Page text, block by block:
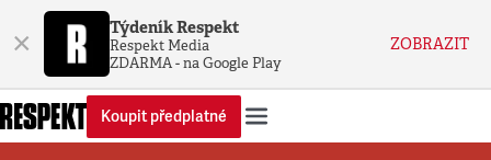
× Týdeník Respekt
Respekt Media
ZDARMA - na Google Play
ZOBRAZIT
Koupit předplatné